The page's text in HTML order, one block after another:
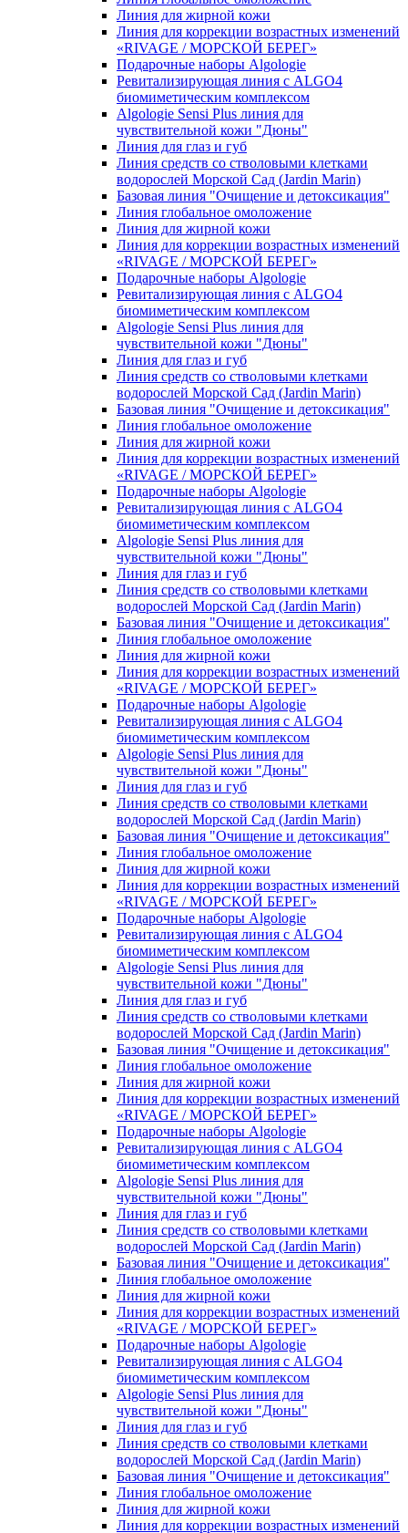
Линия для жирной кожи
Линия для коррекции возрастных изменений
«RIVAGE / МОРСКОЙ БЕРЕГ»
Подарочные наборы Algologie
Ревитализирующая линия с ALGO4
биомиметическим комплексом
Algologie Sensi Plus линия для
чувcтвительной кожи "Дюны"
Линия для глаз и губ
Линия средств со стволовыми клетками
водорослей Морской Сад (Jardin Marin)
Базовая линия "Очищение и детоксикация"
Линия глобальное омоложение
Линия для жирной кожи
Линия для коррекции возрастных изменений
«RIVAGE / МОРСКОЙ БЕРЕГ»
Подарочные наборы Algologie
Ревитализирующая линия с ALGO4
биомиметическим комплексом
Algologie Sensi Plus линия для
чувcтвительной кожи "Дюны"
Линия для глаз и губ
Линия средств со стволовыми клетками
водорослей Морской Сад (Jardin Marin)
Базовая линия "Очищение и детоксикация"
Линия глобальное омоложение
Линия для жирной кожи
Линия для коррекции возрастных изменений
«RIVAGE / МОРСКОЙ БЕРЕГ»
Подарочные наборы Algologie
Ревитализирующая линия с ALGO4
биомиметическим комплексом
Algologie Sensi Plus линия для
чувcтвительной кожи "Дюны"
Линия для глаз и губ
Линия средств со стволовыми клетками
водорослей Морской Сад (Jardin Marin)
Базовая линия "Очищение и детоксикация"
Линия глобальное омоложение
Линия для жирной кожи
Линия для коррекции возрастных изменений
«RIVAGE / МОРСКОЙ БЕРЕГ»
Подарочные наборы Algologie
Ревитализирующая линия с ALGO4
биомиметическим комплексом
Algologie Sensi Plus линия для
чувcтвительной кожи "Дюны"
Линия для глаз и губ
Линия средств со стволовыми клетками
водорослей Морской Сад (Jardin Marin)
Базовая линия "Очищение и детоксикация"
Линия глобальное омоложение
Линия для жирной кожи
Линия для коррекции возрастных изменений
«RIVAGE / МОРСКОЙ БЕРЕГ»
Подарочные наборы Algologie
Ревитализирующая линия с ALGO4
биомиметическим комплексом
Algologie Sensi Plus линия для
чувcтвительной кожи "Дюны"
Линия для глаз и губ
Линия средств со стволовыми клетками
водорослей Морской Сад (Jardin Marin)
Базовая линия "Очищение и детоксикация"
Линия глобальное омоложение
Линия для жирной кожи
Линия для коррекции возрастных изменений
«RIVAGE / МОРСКОЙ БЕРЕГ»
Подарочные наборы Algologie
Ревитализирующая линия с ALGO4
биомиметическим комплексом
Algologie Sensi Plus линия для
чувcтвительной кожи "Дюны"
Линия для глаз и губ
Линия средств со стволовыми клетками
водорослей Морской Сад (Jardin Marin)
Базовая линия "Очищение и детоксикация"
Линия глобальное омоложение
Линия для жирной кожи
Линия для коррекции возрастных изменений
«RIVAGE / МОРСКОЙ БЕРЕГ»
Подарочные наборы Algologie
Ревитализирующая линия с ALGO4
биомиметическим комплексом
Algologie Sensi Plus линия для
чувcтвительной кожи "Дюны"
Линия для глаз и губ
Линия средств со стволовыми клетками
водорослей Морской Сад (Jardin Marin)
Базовая линия "Очищение и детоксикация"
Линия глобальное омоложение
Линия для жирной кожи
Линия для коррекции возрастных изменений